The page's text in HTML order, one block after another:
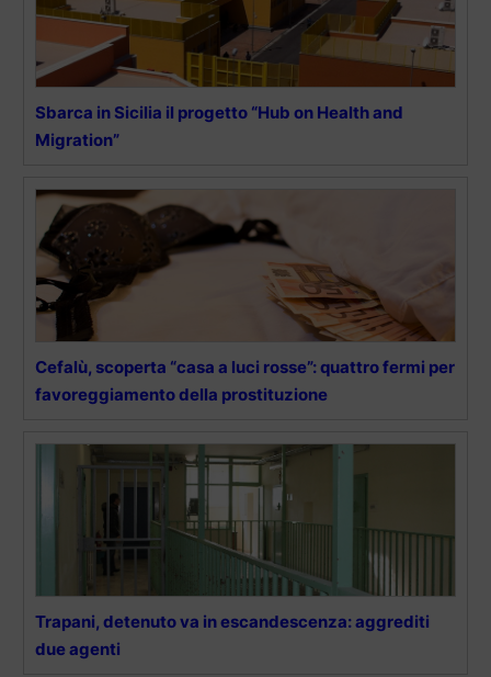
Sbarca in Sicilia il progetto “Hub on Health and
Migration”
Cefalù, scoperta “casa a luci rosse”: quattro fermi per
favoreggiamento della prostituzione
Trapani, detenuto va in escandescenza: aggrediti
due agenti